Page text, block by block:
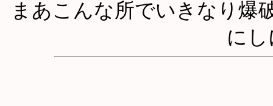
まあこんな所でいきなり爆
に